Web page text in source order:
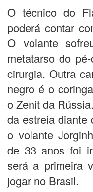
O técnico do
poderá contar
O volante
metatarso do
cirurgia. Outra
negro é o
o Zenit da
da estreia diante
o volante
de 33 anos foi
será a primeira
jogar no Brasil.